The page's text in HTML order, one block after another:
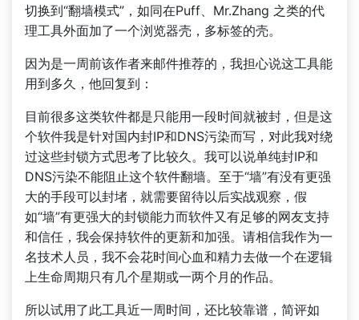
切换到“翻墙模式”，如同在Puff、Mr.Zhang 之类的代
理工具外面加了一个浏览器壳，多标签的壳。
因为是一周前该作者来邮件推荐的，我担心说这工具能
用到多久，他回复到：
目前很多这类软件都是只能用一段时间就被封，但是这
个软件我是针对国内封IP和DNS污染而写，对此我对绕
过这些封锁方式思考了比较久。我可以说单纯封IP和
DNS污染不能阻止这个软件翻墙。至于“墙”有没有更强
大的手段可以封堵，就需要留待以后实战观察，假
如“墙”有更强大的封锁能力而软件又有足够的网友支持
和信任，我会保持软件的更新和加强。请相信我作为一
名技术人员，我不会花时间心血和精力去做一个在逻辑
上生命周期只有几个星期或一两个月的作品。
所以试用了此工具近一周时间，还比较靠谱，简评如